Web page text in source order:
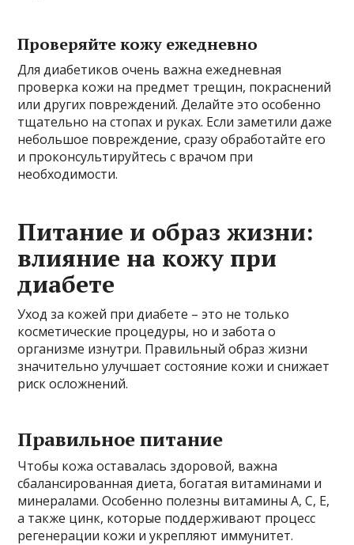
Проверяйте кожу ежедневно
Для диабетиков очень важна ежедневная
проверка кожи на предмет трещин, покраснений
или других повреждений. Делайте это особенно
тщательно на стопах и руках. Если заметили даже
небольшое повреждение, сразу обработайте его
и проконсультируйтесь с врачом при
необходимости.
Питание и образ жизни:
влияние на кожу при
диабете
Уход за кожей при диабете – это не только
косметические процедуры, но и забота о
организме изнутри. Правильный образ жизни
значительно улучшает состояние кожи и снижает
риск осложнений.
Правильное питание
Чтобы кожа оставалась здоровой, важна
сбалансированная диета, богатая витаминами и
минералами. Особенно полезны витамины A, C, E,
а также цинк, которые поддерживают процесс
регенерации кожи и укрепляют иммунитет.